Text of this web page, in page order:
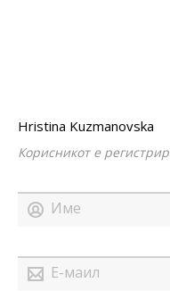
Hristina Kuzmanovska
Корисникот е